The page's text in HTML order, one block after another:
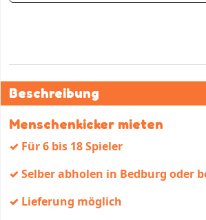
Beschreibung
Menschenkicker mieten
✓ Für 6 bis 18 Spieler
✓ Selber abholen in Bedburg oder
✓ Lieferung möglich